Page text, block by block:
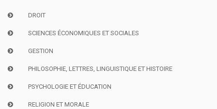
DROIT
SCIENCES ÉCONOMIQUES ET SOCIALES
GESTION
PHILOSOPHIE, LETTRES, LINGUISTIQUE ET HISTOIRE
PSYCHOLOGIE ET ÉDUCATION
RELIGION ET MORALE